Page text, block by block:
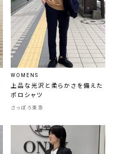
WOMENS
上品な光沢と柔らかさを備えた
ポロシャツ
さっぽろ東急